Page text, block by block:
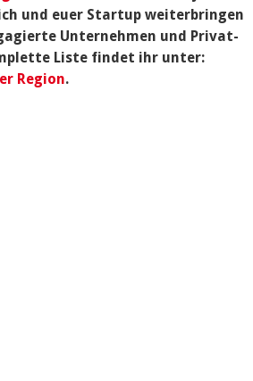
und euer Startup weiterbringen
Unternehmen und Privat-
Liste findet ihr unter:
Region.